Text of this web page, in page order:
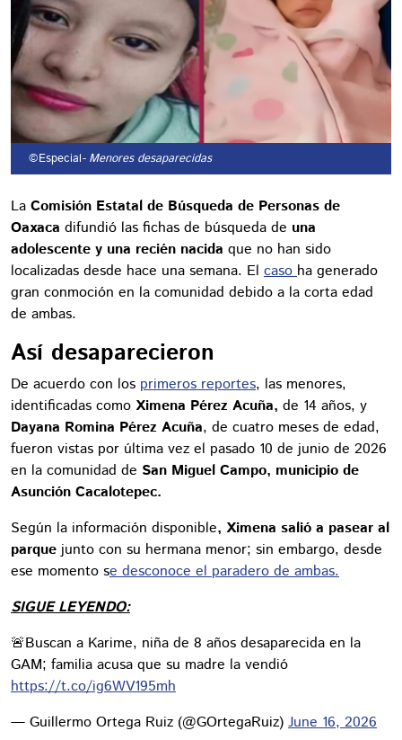
©Especial- Menores desaparecidas
La Comisión Estatal de Búsqueda de Personas de
Oaxaca difundió las fichas de búsqueda de una
adolescente y una recién nacida que no han sido
localizadas desde hace una semana. El caso ha generado
gran conmoción en la comunidad debido a la corta edad
de ambas.
Así desaparecieron
De acuerdo con los primeros reportes, las menores,
identificadas como Ximena Pérez Acuña, de 14 años, y
Dayana Romina Pérez Acuña, de cuatro meses de edad,
fueron vistas por última vez el pasado 10 de junio de 2026
en la comunidad de San Miguel Campo, municipio de
Asunción Cacalotepec.
Según la información disponible, Ximena salió a pasear al
parque junto con su hermana menor; sin embargo, desde
ese momento se desconoce el paradero de ambas.
SIGUE LEYENDO:
🚨Buscan a Karime, niña de 8 años desaparecida en la
GAM; familia acusa que su madre la vendió
https://t.co/ig6WV195mh
— Guillermo Ortega Ruiz (@GOrtegaRuiz) June 16, 2026